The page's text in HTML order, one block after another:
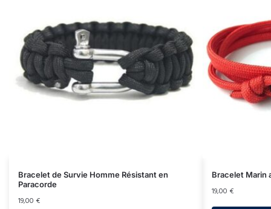
Bracelet de Survie Homme Résistant en
Paracorde
19,00 €
Bracelet Marin
19,00 €